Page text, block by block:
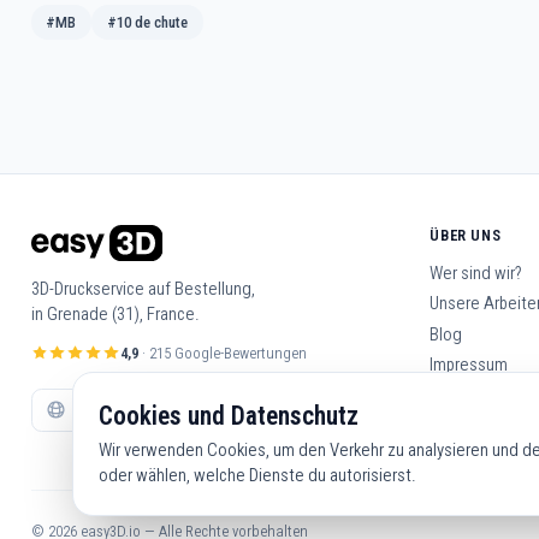
#MB #10 de chute
3D-Druckservice auf Bestellung,
in Grenade (31), France.
4,9· 215 Google-Bewertungen
ÜBER UNS
Wer sind wir?
Unsere
Blog
Impressum
© 2026 easy3D.io — Alle Rechte vorbehalten
Cookies und Datenschutz
Wir verwenden Cookies, um den Verkehr zu analysieren und
oder wählen, welche Dienste du autorisierst.